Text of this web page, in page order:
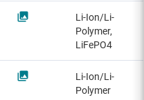
Li-Ion/Li-
Polymer,
LiFePO4
Li-Ion/Li-
Polymer